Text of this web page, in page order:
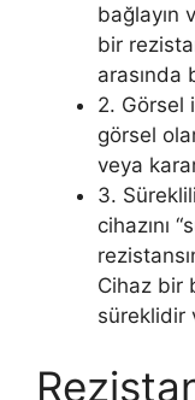
bağlayın
bir
arasında
2. Görsel
görsel
veya
3.
cihazını
Cihaz bir
süreklidir